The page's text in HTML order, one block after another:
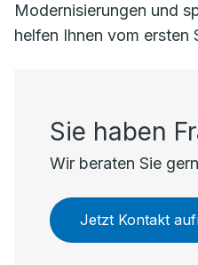
Modernisierungen und
helfen Ihnen vom ersten
Sie haben
Wir beraten Sie
Jetzt Kontakt